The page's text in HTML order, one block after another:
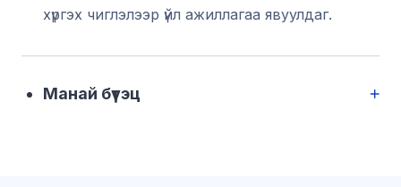
хүргэх чиглэлээр үйл ажиллагаа явуулдаг.
Манай бүтэц